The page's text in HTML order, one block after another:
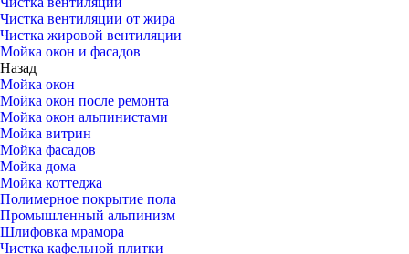
Чистка вентиляции от жира
Чистка жировой вентиляции
Мойка окон и фасадов
Назад
Мойка окон
Мойка окон после ремонта
Мойка окон альпинистами
Мойка витрин
Мойка фасадов
Мойка дома
Мойка коттеджа
Полимерное покрытие пола
Промышленный альпинизм
Шлифовка мрамора
Чистка кафельной плитки